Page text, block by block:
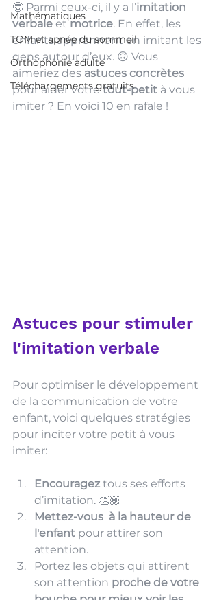
Mathématiques
TOM et apnée du sommeil
Orthophonie adulte
Téléchargements gratuits
🤓 Parmi ceux-ci, il y a l’imitation
verbale et motrice. En effet, les
enfants apprennent en imitant les
gens autour d’eux. 🙃 Vous
aimeriez des astuces concrètes
pour aider votre tout-petit à vous
imiter ? En voici 10 en rafale !
Astuces pour stimuler
l'imitation verbale
Pour optimiser le développement
de la communication de votre
enfant, voici quelques stratégies
pour inciter votre petit à vous
imiter:
Encouragez tous ses efforts
d’imitation. 👏🏽
Mettez-vous  à la hauteur de
l'enfant pour attirer son
attention.
Portez les objets qui attirent
son attention proche de votre